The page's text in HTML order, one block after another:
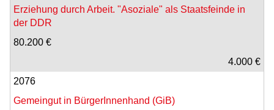
Erziehung durch Arbeit. "Asoziale" als Staatsfeinde in
der DDR
80.200 €
4.000 €
2076
Gemeingut in BürgerInnenhand (GiB)